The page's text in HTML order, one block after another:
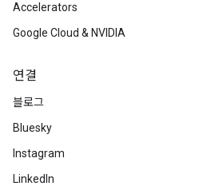
Accelerators
Google Cloud & NVIDIA
연결
블로그
Bluesky
Instagram
LinkedIn